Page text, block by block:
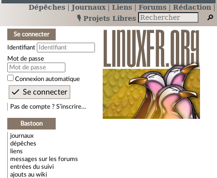
Dépêches Journaux Liens Forums
Rédaction
🎙️ Projets Libres
Se connecter
Identifiant
Mot de passe
Connexion automatique
Pas de compte ? S’inscrire…
Bastoon
journaux
dépêches
liens
messages sur les forums
entrées du suivi
ajouts au wiki